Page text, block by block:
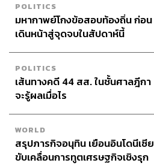
POLITICS
มหากาพย์โกงข้อสอบท้องถิ่น ก่อน
เดินหน้าสู่จุดจบในสัปดาห์นี้
POLITICS
เส้นทางคดี 44 สส. ในชั้นศาลฎีกา
จะรู้ผลเมื่อไร
WORLD
สรุปภารกิจอนุทิน เยือนอินโดนีเซีย
ขับเคลื่อนการทูตเศรษฐกิจเชิงรุก